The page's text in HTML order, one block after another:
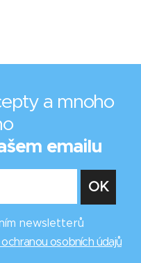
a mnoho
emailu
newsletterů
osobních údajů